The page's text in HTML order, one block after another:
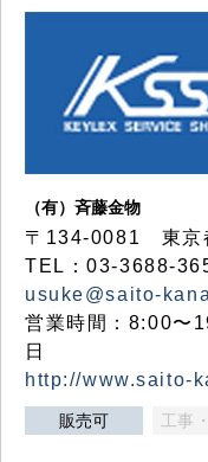
（有）斉藤金物
〒134-0081 東京
TEL：03-3688-
usuke@saito-
営業時間：8:00〜
日
http://www.saito-
販売可 工事